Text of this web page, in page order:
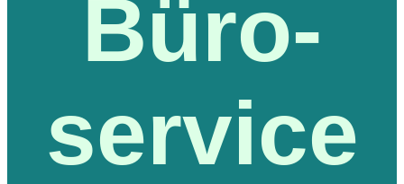
Büro-
service